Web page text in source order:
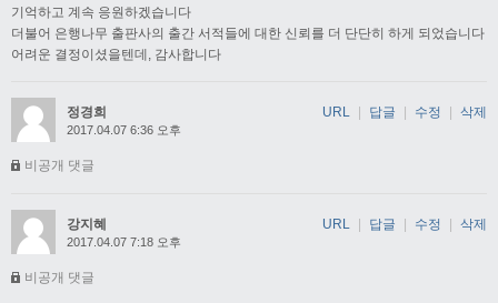
기억하고 계속 응원하겠습니다
더불어 은행나무 출판사의 출간 서적들에 대한 신뢰를 더 단단히 하게 되었습니다
어려운 결정이셨을텐데, 감사합니다
정경희
2017.04.07 6:36 오후
비공개 댓글
URL 답글 수정 삭제
강지혜
2017.04.07 7:18 오후
비공개 댓글
URL 답글 수정 삭제